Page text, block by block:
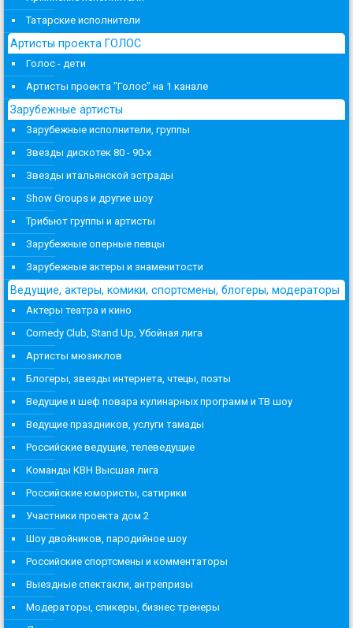
Татарские исполнители
Артисты проекта ГОЛОС
Голос - дети
Артисты проекта "Голос" на 1 канале
Зарубежные артисты
Зарубежные исполнители, группы
Звезды дискотек 80 - 90-х
Звезды итальянской эстрады
Show Groups и другие шоу
Трибьют группы и артисты
Зарубежные оперные певцы
Зарубежные актеры и знаменитости
Ведущие, актеры, комики, спортсмены, блогеры, модераторы
Актеры театра и кино
Comedy Club, Stand Up, Убойная лига
Артисты мюзиклов
Блогеры, звезды интернета, чтецы, поэты
Ведущие и шеф повара кулинарных программ и ТВ шоу
Ведущие праздников, услуги тамады
Российские ведущие, телеведущие
Команды КВН Высшая лига
Российские юмористы, сатирики
Участники проекта дом 2
Шоу двойников, пародийное шоу
Российские спортсмены и комментаторы
Выездные спектакли, антрепризы
Модераторы, спикеры, бизнес тренеры